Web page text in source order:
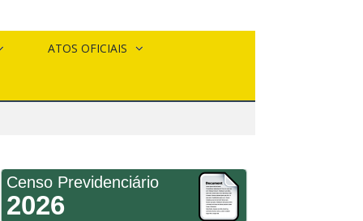
ATOS OFICIAIS
Censo Previdenciário
2026